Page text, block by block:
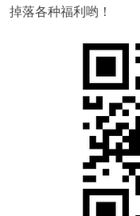
掉落各种福利哟！